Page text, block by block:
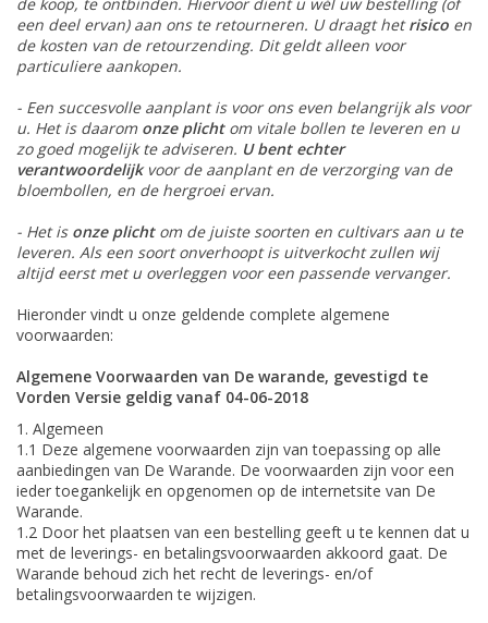
Overige producten
Advies
Onze tuinen!
Sterke Bollen Dagen
Nieuws
een deel ervan) aan ons te retourneren. U draagt hetrisico en
de kosten van de retourzending. Dit geldt alleen voor
particuliere aankopen.
- Een succesvolle aanplant is voor ons even belangrijk als voor
u. Het is daarom onze plicht om vitale bollen te leveren en u
zo goed mogelijk te adviseren. U bent echter
verantwoordelijkvoor de aanplant en de verzorging van de
bloembollen, en de hergroei ervan.
- Het is onze plichtom de juiste soorten en cultivars aan u te
leveren. Als een soort onverhoopt is uitverkocht zullen wij
altijd eerst met u overleggen voor een passende vervanger.
Hieronder vindt u onze geldende complete algemene
voorwaarden:
Algemene Voorwaarden van De warande, gevestigd te
Vorden Versie geldig vanaf 04-06-2018
1. Algemeen
1.1 Deze algemene voorwaarden zijn van toepassing op alle
aanbiedingen van De Warande. De voorwaarden zijn voor een
ieder toegankelijk en opgenomen op de internetsite van De
Warande.
1.2 Door het plaatsen van een bestelling geeft u te kennen dat u
met de leverings- en betalingsvoorwaarden akkoord gaat. De
Warande behoud zich het recht de leverings- en/of
betalingsvoorwaarden te wijzigen.